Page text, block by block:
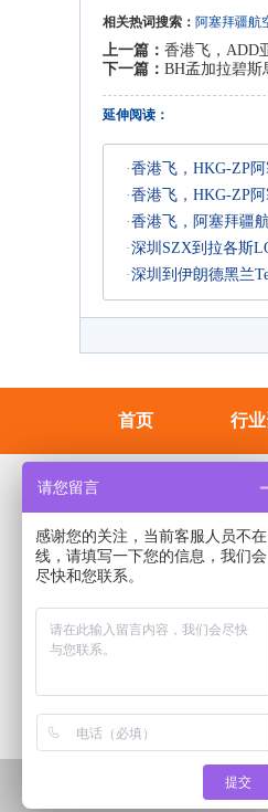
相关热词搜索： 阿塞拜疆航
上一篇： 香港飞，ADD
下一篇： BH孟加拉碧斯
延伸阅读：
·香港飞，HKG-ZP
·香港飞，HKG-ZP
·香港飞，阿塞拜疆
·深圳SZX到拉各斯
·深圳到伊朗德黑兰
首页 行
友情链接 单槽超声波
请您留言
感谢您的关注，当前客服人员不在
线，请填写一下您的信息，我们会
尽快和您联系。
提交